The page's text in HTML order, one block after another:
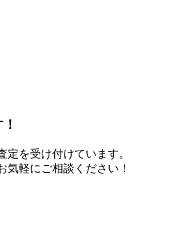
定を受け付けています。
気軽にご相談ください！